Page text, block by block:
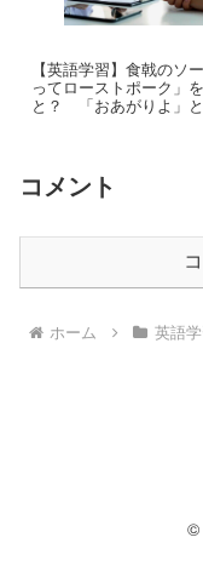
【英語学習】食戟のソ
ってローストポーク」
と？ 「おあがりよ」
コメント
ホーム 英語
©